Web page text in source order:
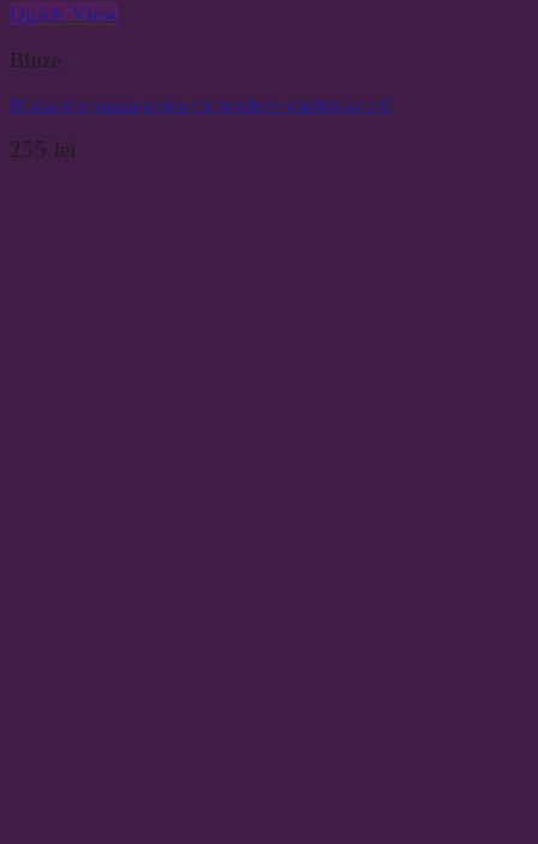
Quick View
Bluze
Bluza din panza topita cu broderie traditionala 8
255 lei